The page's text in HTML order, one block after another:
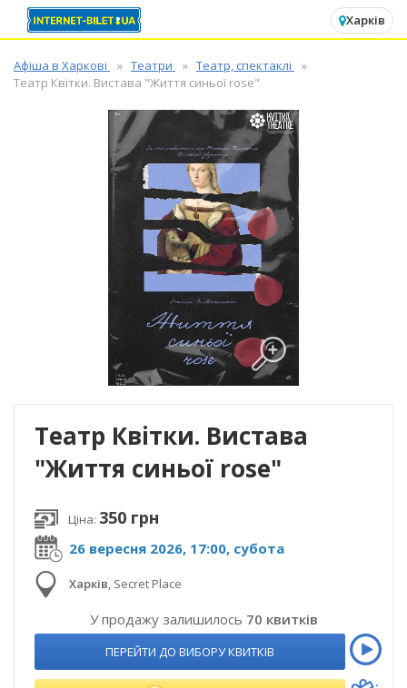
Харків
Афіша в Харкові Театри
Театр, спектаклі
Театр Квітки. Вистава "Життя синьої rose"
Театр Квітки. Вистава
"Життя синьої rose"
26 вересня 2026, 17:00, субота
Харків, Secret Place
У продажу залишилось 70 квитків
ПЕРЕЙТИ ДО ВИБОРУ КВИТКІВ
Ціна: 350 грн